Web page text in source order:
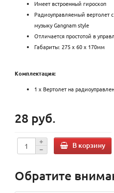
Имеет встроенный гироскоп
Радиоуправляемый вертолет
музыку Gangnam style
Отличается простотой в
Габариты: 275 х 60 х 170мм
Комплектация:
1 х Вертолет на
28 руб.
В корзину
Обратите